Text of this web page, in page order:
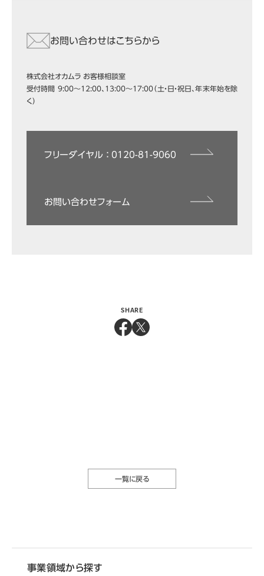
お問い合わせはこちらから
株式会社オカムラ お客様相談室
受付時間 9:00～12:00、13:00～17:00（土・日・祝日、年末年始を除
く）
フリーダイヤル ： 0120-81-9060
お問い合わせフォーム
SHARE
一覧に戻る
事業領域から探す